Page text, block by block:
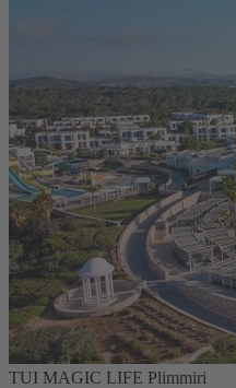
TUI MAGIC LIFE Plimmiri